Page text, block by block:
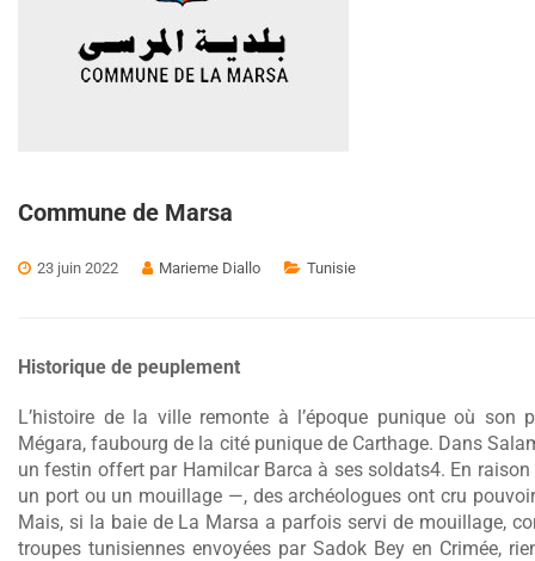
Commune de Marsa
23 juin 2022 Marieme Diallo Tunisie
Historique de peuplement
L’histoire de la ville remonte à l’époque punique où son
Mégara, faubourg de la cité punique de Carthage. Dans
un festin offert par Hamilcar Barca à ses soldats4. En
un port ou un mouillage —, des archéologues ont cru
Mais, si la baie de La Marsa a parfois servi de mouillage,
troupes tunisiennes envoyées par Sadok Bey en Crimée,